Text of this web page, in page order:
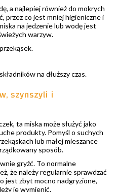
a najlepiej również do mokrych
przez co jest mniej higieniczne i
na jedzenie lub wodę jest
warzyw.
na dłuższy czas.
szynszyli i
ta miska może służyć jako
produkty. Pomyśl o suchych
lub małej mieszance
sposób.
gryźć. To normalne
że należy regularnie sprawdzać
jest zbyt mocno nadgryzione,
je wymienić.